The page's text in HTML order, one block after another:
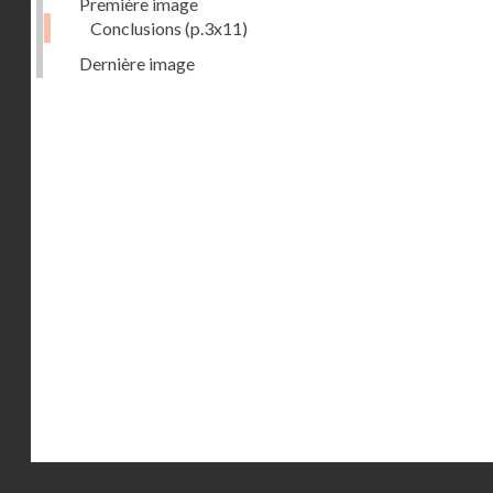
Conclusions (p.3x11)
Dernière image